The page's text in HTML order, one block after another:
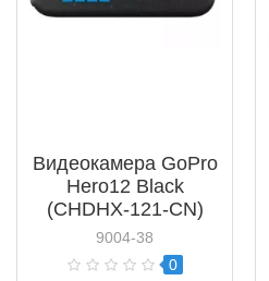
Видеокамера GoPro
Hero12 Black
(CHDHX-121-CN)
9004-38
0